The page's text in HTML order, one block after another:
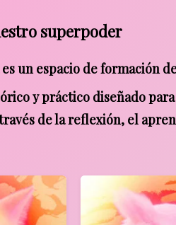
superpoder
un espacio de formación
y práctico diseñado
de la reflexión, el